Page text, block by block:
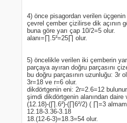
4) önce pisagordan verilen
çevrel çember çizilirse dik açının
buna göre yarı çap 10/2=5 olur.
alanı=∏.5²=25∏ olur.
5) öncelikle verilen iki çemberin
parçaya ayıran doğru parçasını
bu doğru parçasının uzunluğu: 3r
3r=18 ve r=6 olur.
dikdörtgenin eni: 2r=2.6=12
şimdi dikdörtgenin alanından daire
(12.18)-(∏.6²)-(∏6²/2) ( ∏=3
12.18-3.36-3.18
18.(12-6-3)=18.3=54 olur.